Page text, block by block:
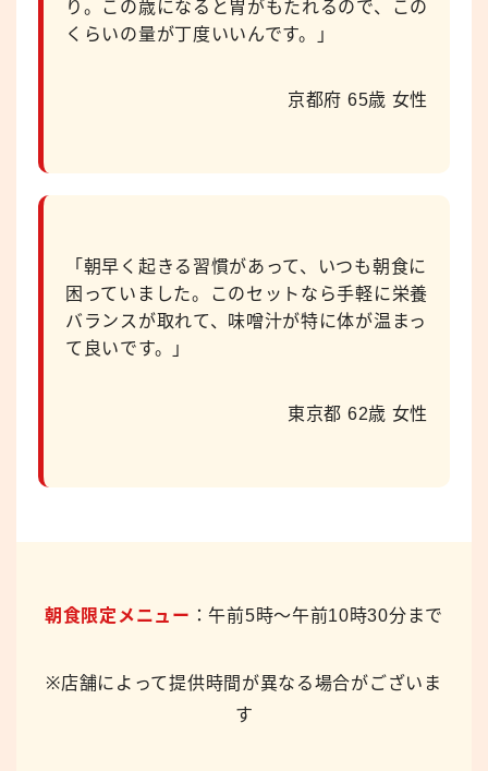
り。この歳になると胃がもたれるので、この
くらいの量が丁度いいんです。」
京都府 65歳 女性
「朝早く起きる習慣があって、いつも朝食に
困っていました。このセットなら手軽に栄養
バランスが取れて、味噌汁が特に体が温まっ
て良いです。」
東京都 62歳 女性
朝食限定メニュー ：午前5時～午前10時30分まで
※店舗によって提供時間が異なる場合がございま
す